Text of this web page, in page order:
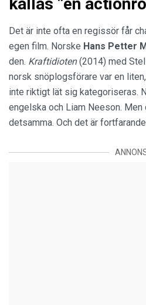
kallas ”en
Det är inte ofta en regissör får
egen film. Norske Hans Petter
den. Kraftidioten(2014) med
norsk snöplogsförare var en
inte riktigt lät sig kategoriseras.
engelska och Liam Neeson. Men
detsamma. Och det är